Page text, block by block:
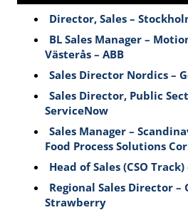
Director, Sales –
BL Sales Manager –
Västerås – ABB
Sales Director Nordics –
Sales Director, Public
ServiceNow
Sales Manager –
Food Process Solutions
Head of Sales (CSO
Regional Sales Director –
Strawberry